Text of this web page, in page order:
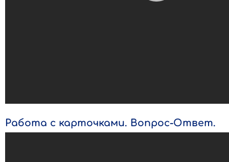
Работа с карточками. Вопрос-Ответ.